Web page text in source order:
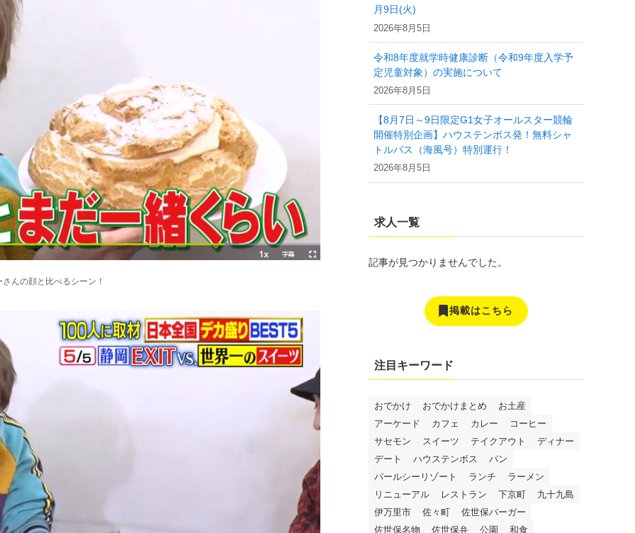
んの顔と比べるシーン！
月9日(火)
2026年8月5日
令和8年度就学時健康診断（令和9年度入学予
定児童対象）の実施について
2026年8月5日
【8月7日～9日限定G1女子オールスター競輪
開催特別企画】ハウステンボス発！無料シャ
トルバス（海風号）特別運行！
2026年8月5日
求人一覧
記事が見つかりませんでした。
掲載はこちら
注目キーワード
おでかけ おでかけまとめ
お土産
アーケード
カフェ カレー
コーヒー
サセモン
スイーツ テイクアウト
ディナー
デート
ハウステンボス
パン
パールシーリゾート
ランチ
ラーメン
リニューアル
レストラン 下京町
九十九島
伊万里市
佐々町
佐世保バーガー
佐世保名物
佐世保弁 公園
和食